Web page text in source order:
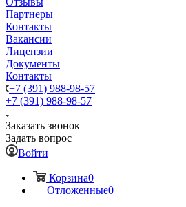
Партнеры
Контакты
Вакансии
Лицензии
Документы
Контакты
+7 (391) 988-98-57
+7 (391) 988-98-57
Заказать звонок
Задать вопрос
Войти
Корзина0
Отложенные0